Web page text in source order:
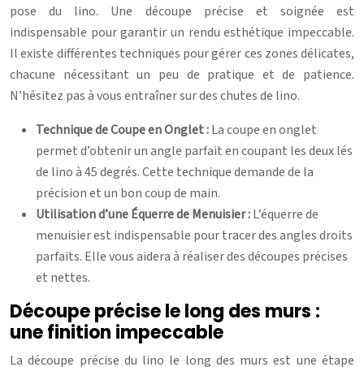
pose du lino. Une découpe précise et soignée est
indispensable pour garantir un rendu esthétique impeccable.
Il existe différentes techniques pour gérer ces zones délicates,
chacune nécessitant un peu de pratique et de patience.
N’hésitez pas à vous entraîner sur des chutes de lino.
Technique de Coupe en Onglet :La coupe en onglet
permet d’obtenir un angle parfait en coupant les deux lés
de lino à 45 degrés. Cette technique demande de la
précision et un bon coup de main.
Utilisation d’une Équerre de Menuisier :L’équerre de
menuisier est indispensable pour tracer des angles droits
parfaits. Elle vous aidera à réaliser des découpes précises
et nettes.
Découpe précise le long des murs :
une finition impeccable
La découpe précise du lino le long des murs est une étape